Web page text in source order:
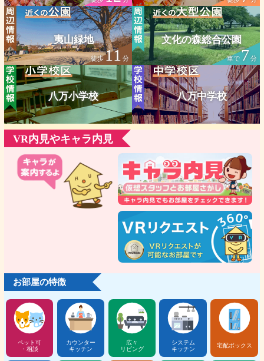
夷山緑地
徒歩11 分
文化の森総合公園
車で7分
八万小学校 八万中学校
VR内見やキャラ内見
お部屋の特徴
ペット可
・相談
カウンター
キッチン
広々
リビング
システム
キッチン
宅配ボックス